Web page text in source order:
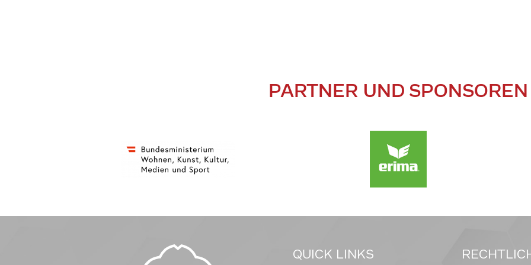
PARTNER UND SPONSOREN
QUICK LINKS